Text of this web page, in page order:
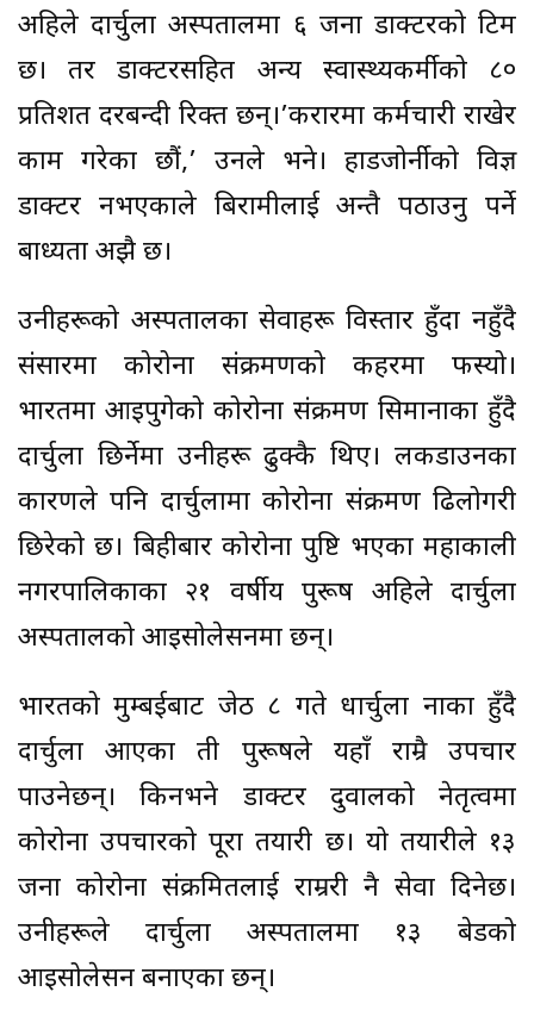
अहिले दार्चुला अस्पतालमा ६ जना डाक्टरको टिम
छ। तर डाक्टरसहित अन्य स्वास्थ्यकर्मीको ८०
प्रतिशत दरबन्दी रिक्त छन्।’करारमा कर्मचारी राखेर
काम गरेका छौं,’ उनले भने। हाडजोर्नीको विज्ञ
डाक्टर नभएकाले बिरामीलाई अन्तै पठाउनु पर्ने
बाध्यता अझै छ।
उनीहरूको अस्पतालका सेवाहरू विस्तार हुँदा नहुँदै
संसारमा कोरोना संक्रमणको कहरमा फस्यो।
भारतमा आइपुगेको कोरोना संक्रमण सिमानाका हुँदै
दार्चुला छिर्नेमा उनीहरू ढुक्कै थिए। लकडाउनका
कारणले पनि दार्चुलामा कोरोना संक्रमण ढिलोगरी
छिरेको छ। बिहीबार कोरोना पुष्टि भएका महाकाली
नगरपालिकाका २१ वर्षीय पुरूष अहिले दार्चुला
अस्पतालको आइसोलेसनमा छन्।
भारतको मुम्बईबाट जेठ ८ गते धार्चुला नाका हुँदै
दार्चुला आएका ती पुरूषले यहाँ राम्रै उपचार
पाउनेछन्। किनभने डाक्टर दुवालको नेतृत्वमा
कोरोना उपचारको पूरा तयारी छ। यो तयारीले १३
जना कोरोना संक्रमितलाई राम्ररी नै सेवा दिनेछ।
उनीहरूले दार्चुला अस्पतालमा १३ बेडको
आइसोलेसन बनाएका छन्।